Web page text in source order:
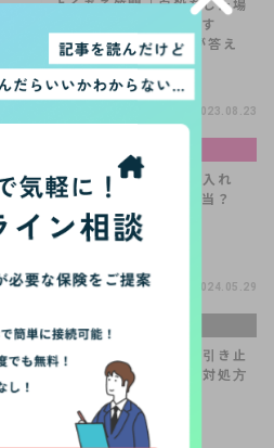
よくある質問「自殺をした場
合、保険金っております
か？」【住宅FP関根が答え
る！V…
2023.08.23
産休・育休中は扶養に入れ
る？節税できるって本当？
【FP監修】
2024.05.29
手続きQ＆A
気まずい保険の解約。引き止
められたらどうする？対処方
法を解説